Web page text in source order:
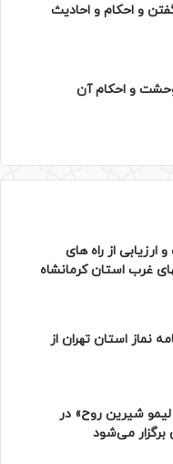
و احکام و احادیث
و احکام آن
ارزیابی از راه های
غرب استان کرمانشاه
نماز استان تهران از
شیرین روح» در
برگزار می‌شود